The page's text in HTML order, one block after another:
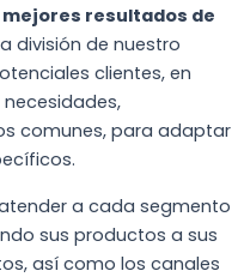
resultados de
división de nuestro
clientes, en
comunes, para adaptar
a cada segmento
sus productos a sus
así como los canales